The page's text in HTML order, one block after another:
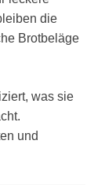
die
Brotbeläge
was sie
und